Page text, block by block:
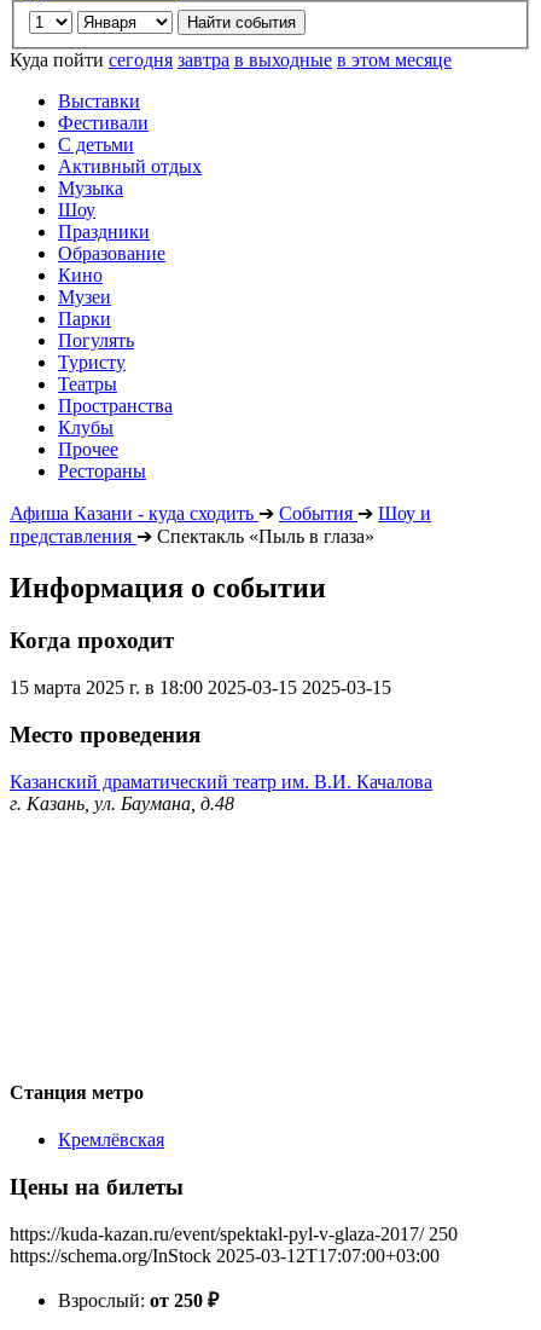
Куда пойти сегодня завтра в выходные в этом месяце
Выставки
Фестивали
С детьми
Активный отдых
Музыка
Шоу
Праздники
Образование
Кино
Музеи
Парки
Погулять
Туристу
Театры
Пространства
Клубы
Прочее
Рестораны
Афиша Казани - куда сходить ➔ События ➔ Шоу и
представления ➔ Спектакль «Пыль в глаза»
Информация о событии
Когда проходит
15 марта 2025 г. в 18:00 2025-03-15 2025-03-15
Место проведения
Казанский драматический театр им. В.И. Качалова
г. Казань, ул. Баумана, д.48
Станция метро
Кремлёвская
Цены на билеты
https://kuda-kazan.ru/event/spektakl-pyl-v-glaza-2017/ 250
https://schema.org/InStock 2025-03-12T17:07:00+03:00
Взрослый: от 250 ₽